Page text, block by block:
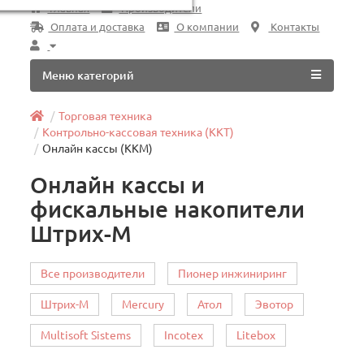
Главная
Производители
Оплата и доставка
О компании Контакты
Меню категорий
Торговая техника
Контрольно-кассовая техника (ККТ)
Онлайн кассы (ККМ)
Онлайн кассы и
фискальные накопители
Штрих-М
Все производители Пионер инжиниринг
Штрих-М Mercury Атол Эвотор
Multisoft Sistems Incotex Litebox